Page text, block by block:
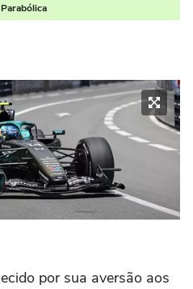
por sua aversão aos